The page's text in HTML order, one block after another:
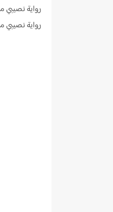
رواية نصيبي منذ
رواية نصيبي